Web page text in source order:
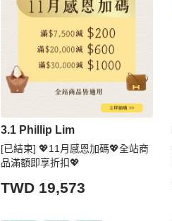
3.1 Phillip Lim
[已結束] 💖11月感恩加碼💖全站商
品滿額即享折扣💖
TWD 19,573